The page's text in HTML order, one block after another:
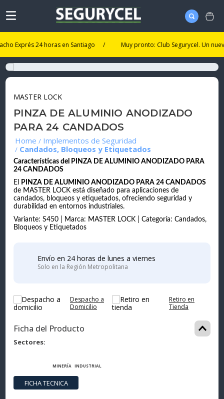
24 horas en Santiago / Muy pronto: Club Segurycel. Un nuevo
MASTER LOCK
PINZA DE ALUMINIO ANODIZADO
PARA 24 CANDADOS
Implementos de Seguridad
Candados, Bloqueos y Etiquetados
Características del PINZA DE ALUMINIO ANODIZADO PARA
24 CANDADOS
El
PINZA DE ALUMINIO ANODIZADO PARA 24 CANDADOS
de MASTER LOCK está diseñado para aplicaciones de
candados, bloqueos y etiquetados, ofreciendo seguridad y
durabilidad en entornos industriales.
Variante: S450 | Marca: MASTER LOCK | Categoría: Candados,
Bloqueos y Etiquetados
Envío en 24 horas de lunes a viernes
Solo en la Región Metropolitana
Despacho a
Domicilio
Retiro en
Tienda
Ficha del Producto
Sectores
MINERÍA INDUSTRIAL